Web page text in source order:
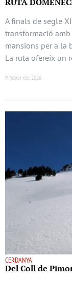
RUTA
A finals de segle
transformació
mansions per a la
La ruta ofereix un
9 febrer del 2026
CERDANYA
Del Coll de